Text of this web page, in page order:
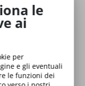
la vita
le
ai
per
e gli eventuali
le funzioni dei